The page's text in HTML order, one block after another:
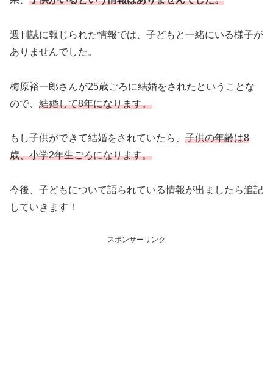
週刊誌に報じられた情報では、子どもと一緒にいる様子が
ありませんでした。
梅原裕一郎さんが25歳ごろに結婚をされたということな
ので、 結婚して8年になります。
もし子供ができて結婚をされていたら、 子供の年齢は8
歳、小学2年生ごろになります。
今後、子どもについて語られている情報が出ましたら追記
していきます！
スポンサーリンク